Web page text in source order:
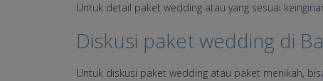
Untuk detail paket wedding atau yang sesuai
Diskusi paket wedding di
Untuk diskusi paket wedding atau paket menikah,